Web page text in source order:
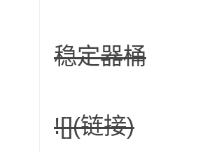
稳定器桶
![](链接)